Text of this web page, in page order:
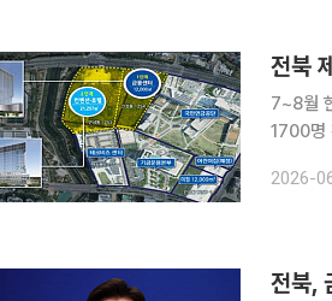
전북
7~8월
1700명 창출 기대 전북특별자치도가 제3 금
따르면
2026-
전북,